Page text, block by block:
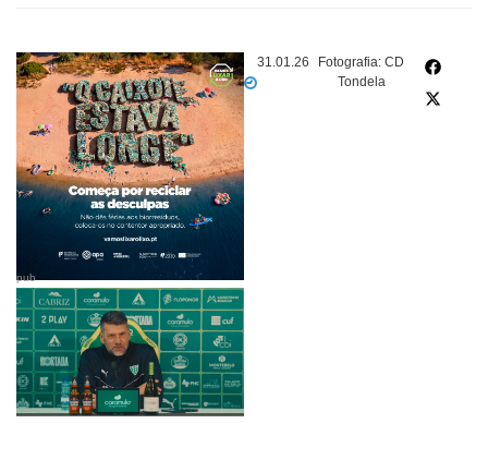
31.01.26
Fotografia: CD
Tondela
pub